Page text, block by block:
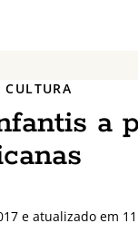
CULTURA
a
e atualizado em